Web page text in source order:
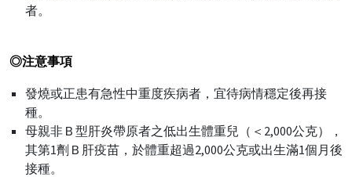
者。
◎注意事項
發燒或正患有急性中重度疾病者，宜待病情穩定後再接
種。
母親非Ｂ型肝炎帶原者之低出生體重兒（＜2,000公克），
其第1劑Ｂ肝疫苗，於體重超過2,000公克或出生滿1個月後
接種。